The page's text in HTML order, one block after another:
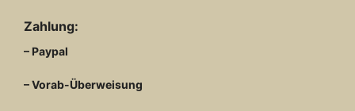
Zahlung:
– Paypal
– Vorab-Überweisung